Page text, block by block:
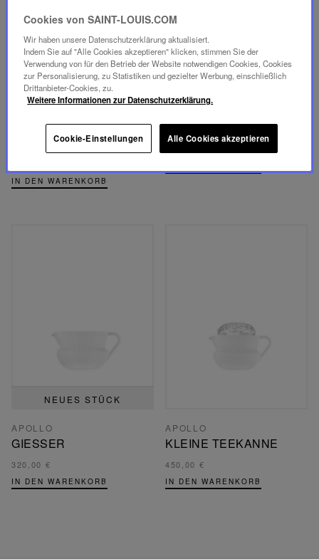
NEUES STÜCK
6 ESPRESSOGLÄSER IM
IN DEN WARENKORB
NEUES STÜCK
GROSSE TEEKANNE
NEUES STÜCK
APOLLO
GIESSER
320,00 €
IN DEN WARENKORB
APOLLO
KLEINE TEEKANNE
450,00 €
IN DEN WARENKORB
Cookies von SAINT-LOUIS.COM
Wir haben unsere Datenschutzerklärung aktualisiert.
Indem Sie auf "Alle Cookies akzeptieren" klicken, stimmen Sie der
Verwendung von für den Betrieb der Website notwendigen Cookies, Cookies
zur Personalisierung, zu Statistiken und gezielter Werbung, einschließlich
Drittanbieter-Cookies, zu.
Weitere Informationen zur Datenschutzerklärung.
Cookie-Einstellungen Alle Cookies akzeptieren